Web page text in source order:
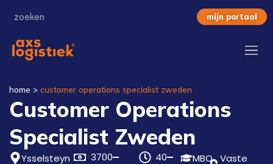
mijn portaal
home > customer operations specialist zweden
Customer Operations
Specialist Zweden
Ysselsteyn
3700
40
MBO Vaste